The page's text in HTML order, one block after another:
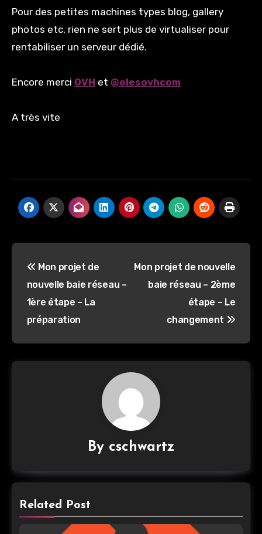
Pour des petites machines types blog, gallery
photos etc, rien ne sert plus de virtualiser pour
rentabiliser un serveur dédié.
Encore merci OVH et @olesovhcom
A très vite
de
l’article
Mon projet de
nouvelle baie réseau –
1ère étape – La
préparation
Mon projet de nouvelle
baie réseau – 2ème
étape – Le
changement
By cschwartz
Related Post